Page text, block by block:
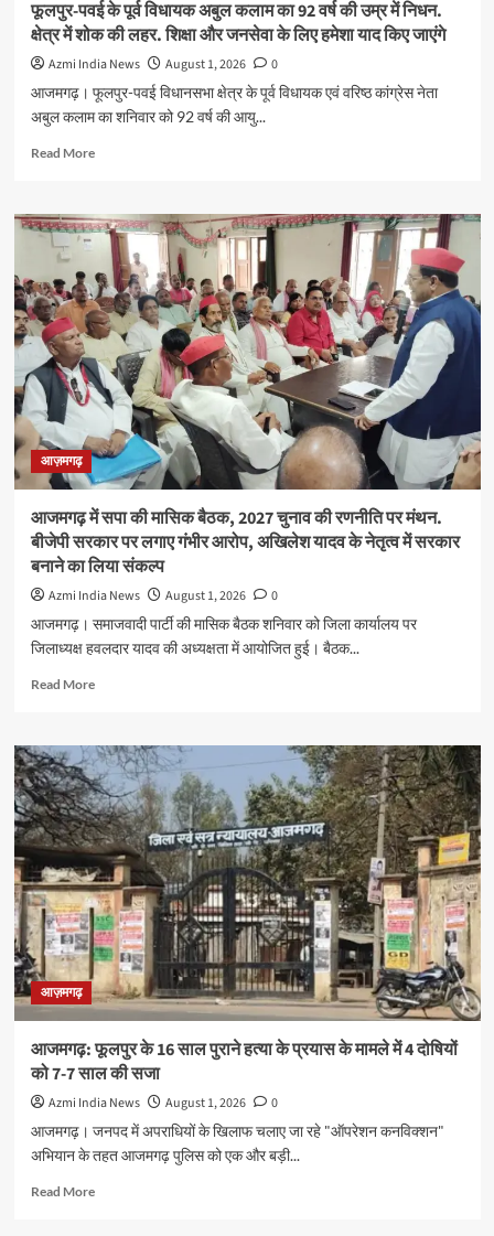
फूलपुर-पवई के पूर्व विधायक अबुल कलाम का 92 वर्ष की उम्र में निधन.
क्षेत्र में शोक की लहर. शिक्षा और जनसेवा के लिए हमेशा याद किए जाएंगे
Azmi India News August 1, 2026
0
आजमगढ़। फूलपुर-पवई विधानसभा क्षेत्र के पूर्व विधायक एवं वरिष्ठ कांग्रेस नेता
अबुल कलाम का शनिवार को 92 वर्ष की आयु...
Read MoreRead
फूलपुर-
पवई
पूर्व
विधायक
अबुल
कलाम
का
92
वर्ष
उम्र
में
निधन.
क्षेत्र
में
शोक
की
लहर.
और
जनसेवा
लिए
किए
जाएंगे
आज़मगढ़
आजमगढ़ में सपा की मासिक बैठक, 2027 चुनाव की रणनीति पर मंथन.
बीजेपी सरकार पर लगाए गंभीर आरोप, अखिलेश यादव के नेतृत्व में सरकार
बनाने का लिया संकल्प
Azmi India News August 1, 2026
0
आजमगढ़। समाजवादी पार्टी की मासिक बैठक शनिवार को जिला कार्यालय पर
जिलाध्यक्ष हवलदार यादव की अध्यक्षता में आयोजित हुई। बैठक...
Read MoreRead
आजमगढ़
में
सपा
की
मासिक
बैठक,
2027
चुनाव
की
रणनीति
पर
मंथन.
बीजेपी
लगाए
गंभीर
आरोप,
अखिलेश
यादव
के
आज़मगढ़
आजमगढ़: फूलपुर के 16 साल पुराने हत्या के प्रयास के मामले में 4 दोषियों
को 7-7 साल की सजा
Azmi India News August 1, 2026
0
आजमगढ़। जनपद में अपराधियों के खिलाफ चलाए जा रहे "ऑपरेशन कनविक्शन"
अभियान के तहत आजमगढ़ पुलिस को एक और बड़ी...
Read MoreRead